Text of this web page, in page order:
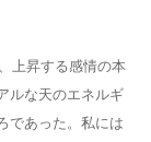
上昇する感情の本
ルな天のエネルギ
であった。私には